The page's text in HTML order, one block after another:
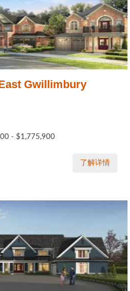
Gwillimbury
- $1,775,900
了解详情